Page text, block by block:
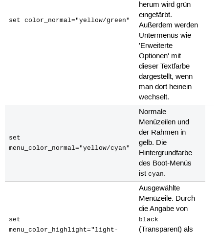
set color_normal="yellow/green"
herum wird grün
eingefärbt.
Außerdem werden
Untermenüs wie
'Erweiterte
Optionen' mit
dieser Textfarbe
dargestellt, wenn
man dort heinein
wechselt.
set
menu_color_normal="yellow/cyan"
Normale
Menüzeilen und
der Rahmen in
gelb. Die
Hintergrundfarbe
des Boot-Menüs
istcyan.
set
menu_color_highlight="light-
Ausgewählte
Menüzeile. Durch
die Angabe von
black
(Transparent) als